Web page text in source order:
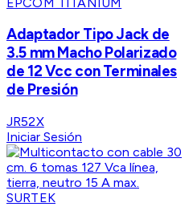
Adaptador Tipo Jack de
3.5 mm Macho Polarizado
de 12 Vcc con Terminales
de Presión
JR52X
Iniciar Sesión
SURTEK